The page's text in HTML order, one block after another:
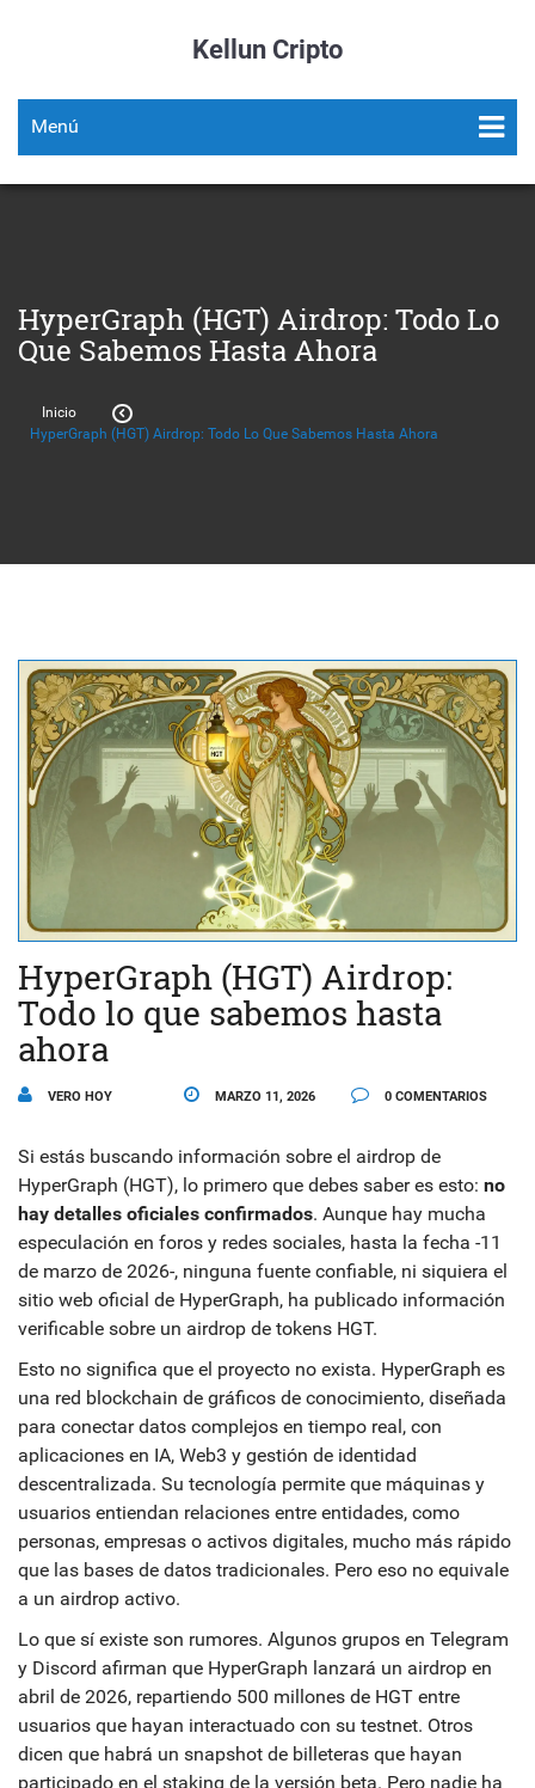
Kellun Cripto
Menú
HyperGraph (HGT) Airdrop: Todo Lo
Que Sabemos Hasta Ahora
Inicio
HyperGraph (HGT) Airdrop: Todo Lo Que Sabemos Hasta Ahora
HyperGraph (HGT) Airdrop:
Todo lo que sabemos hasta
ahora
VERO HOY MARZO 11, 2026 0 COMENTARIOS
Si estás buscando información sobre el airdrop de
HyperGraph (HGT), lo primero que debes saber es esto: no
hay detalles oficiales confirmados. Aunque hay mucha
especulación en foros y redes sociales, hasta la fecha -11
de marzo de 2026-, ninguna fuente confiable, ni siquiera el
sitio web oficial de HyperGraph, ha publicado información
verificable sobre un airdrop de tokens HGT.
Esto no significa que el proyecto no exista. HyperGraph es
una red blockchain de gráficos de conocimiento, diseñada
para conectar datos complejos en tiempo real, con
aplicaciones en IA, Web3 y gestión de identidad
descentralizada. Su tecnología permite que máquinas y
usuarios entiendan relaciones entre entidades, como
personas, empresas o activos digitales, mucho más rápido
que las bases de datos tradicionales. Pero eso no equivale
a un airdrop activo.
Lo que sí existe son rumores. Algunos grupos en Telegram
y Discord afirman que HyperGraph lanzará un airdrop en
abril de 2026, repartiendo 500 millones de HGT entre
usuarios que hayan interactuado con su testnet. Otros
dicen que habrá un snapshot de billeteras que hayan
participado en el staking de la versión beta. Pero nadie ha